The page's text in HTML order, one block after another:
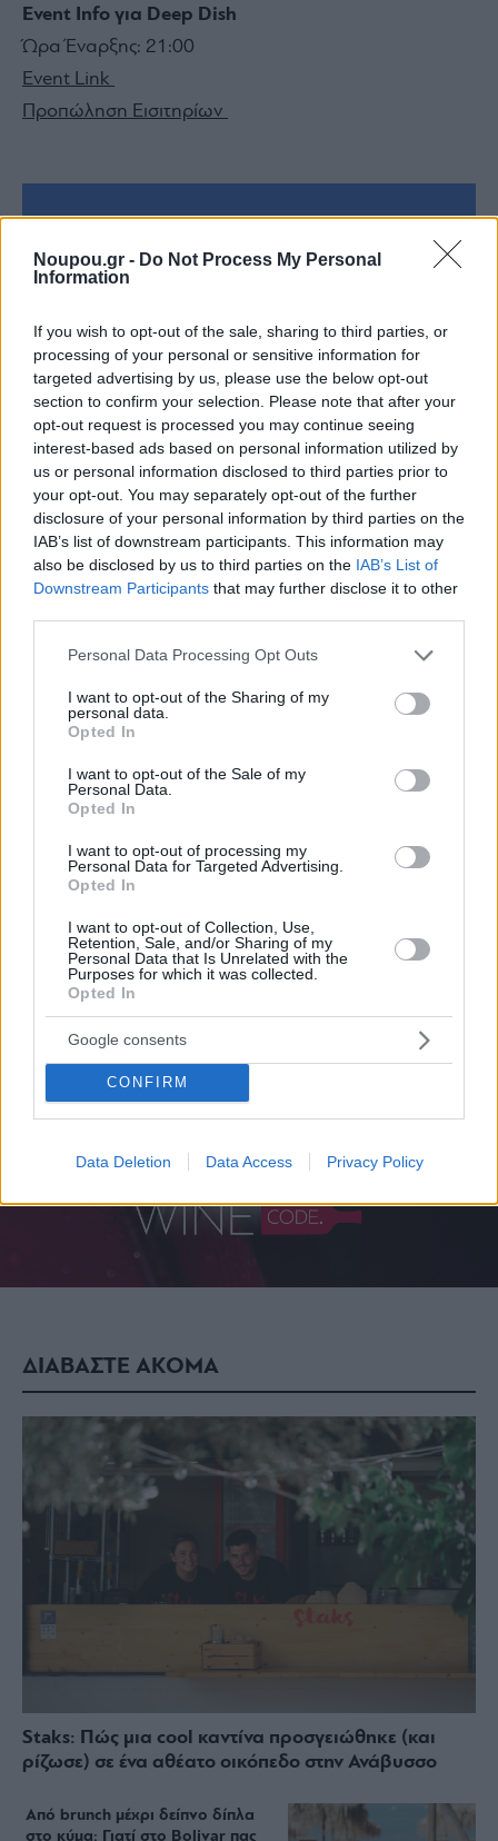
Noupou.gr - Do Not Process My Personal
Information
If you wish to opt-out of the sale, sharing to third parties, or
processing of your personal or sensitive information for
targeted advertising by us, please use the below opt-out
section to confirm your selection. Please note that after your
opt-out request is processed you may continue seeing
interest-based ads based on personal information utilized by
us or personal information disclosed to third parties prior to
your opt-out. You may separately opt-out of the further
disclosure of your personal information by third parties on the
IAB’s list of downstream participants. This information may
also be disclosed by us to third parties on the IAB’s List of
Downstream Participants that may further disclose it to other
Please note that this website/app uses one or more Google
not limited to your visit or usage behaviour. You may click to
grant or deny consent to Google and its third-party tags to
use your data for below specified purposes in below Google
consent section.
Personal Data Processing Opt Outs
I want to opt-out of the Sharing of my
personal data.
Opted In
I want to opt-out of the Sale of my
Personal Data.
Opted In
I want to opt-out of processing my
Personal Data for Targeted Advertising.
Opted In
I want to opt-out of Collection, Use,
Retention, Sale, and/or Sharing of my
Personal Data that Is Unrelated with the
Purposes for which it was collected.
Opted In
Google consents
CONFIRM
Data Deletion Data Access Privacy Policy
Event Info για Deep Dish
Ώρα Έναρξης: 21:00
Event Link
Προπώληση Εισιτηρίων
6970367684
Facebook
Instagram
Μουσική bolivar
Ξέρεις να διαβάζεις την ετικέτα
ενός κρασιού;
ΔΙΑΒΑΣΤΕ ΑΚΟΜΑ
Staks: Πώς μια cool καντίνα προσγειώθηκε (και
ρίζωσε) σε ένα αθέατο οικόπεδο στην Ανάβυσσο
Από brunch μέχρι δείπνο δίπλα
στο κύμα: Γιατί στο Bolivar πας